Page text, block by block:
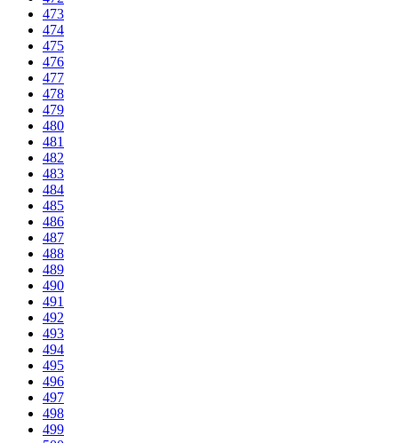
473
474
475
476
477
478
479
480
481
482
483
484
485
486
487
488
489
490
491
492
493
494
495
496
497
498
499